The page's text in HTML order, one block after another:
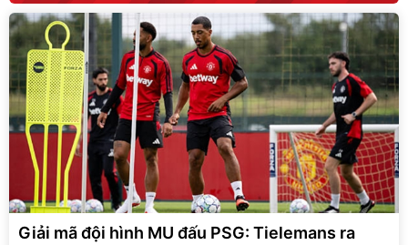
Giải mã đội hình MU đấu PSG: Tielemans ra